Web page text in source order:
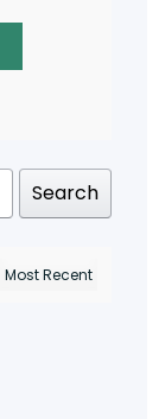
Search